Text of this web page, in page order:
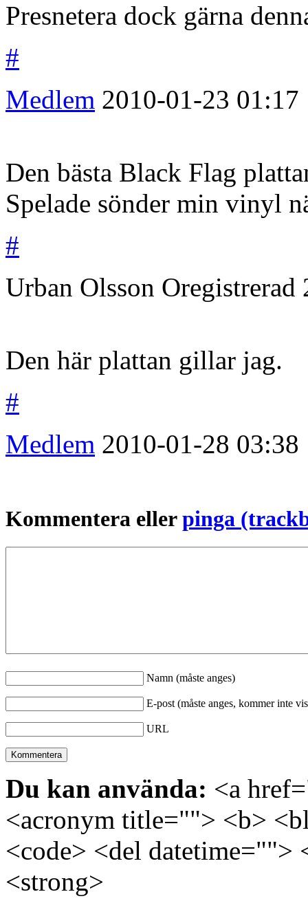
Presnetera dock gärna
#
Medlem 2010-01-23 01:17
Den bästa Black Flag
Spelade sönder min vinyl
#
Urban Olsson Oregistrerad
Den här plattan gillar jag.
#
Medlem 2010-01-28 03:38
Kommentera ellerpinga
Namn (måste anges)
E-post (måste anges, kommer inte
URL
Du kan använda: <a
<acronym title=""> <b>
<code> <del
<strong>